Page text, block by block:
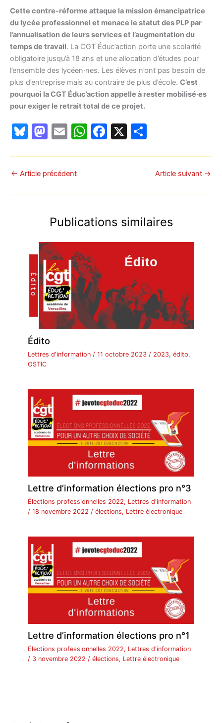
Cette contre-réforme attaque la mission émancipatrice
du lycée professionnel et menace le statut des PLP par
l’annualisation de leurs services et l’augmentation du
temps de travail. La CGT Éduc’action porte une scolarité
obligatoire jusqu’à 18 ans et une allocation d’études pour
l’ensemble des lycéen·nes. Les élèves n’ont pas besoin de
plus d’entreprise mais au contraire de plus d’école. C’est
pourquoi la CGT Éduc’action appelle à rester mobilisé·es
pour exiger le retrait total de ce projet.
Bl
e
s
k
M
st
o
d
n
E
ai
l
W
at
A
p
F
c
b
o
k
X
ta
g
er
← Article précédent Article suivant →
Publications similaires
Édito
Lettres d'information /11 octobre 2023/ 2023,édito,
OSTIC
Lettre d’information élections pro n°3
Élections professionnelles 2022, Lettres d'information
/18 novembre 2022/élections, Lettre électronique
Lettre d’information élections pro n°1
Élections professionnelles 2022, Lettres d'information
/ 3 novembre 2022/élections, Lettre électronique